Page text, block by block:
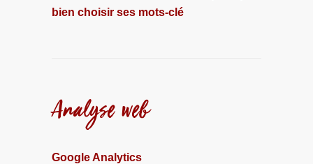
bien choisir ses mots-clé
Analyse web
Google Analytics